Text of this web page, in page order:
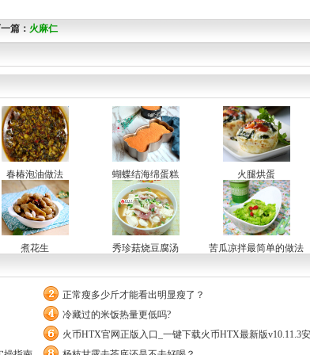
篇： 火麻仁
春椿泡油做法 蝴蝶结海绵蛋糕 火腿烘蛋
煮花生 秀珍菇烧豆腐汤
苦瓜凉拌最简单的做法
正常瘦多少斤才能看出明显瘦了？
冷藏过的米饭热量更低吗?
火币HTX官网正版入口_一键下载火币HTX最新版v10.11.3安